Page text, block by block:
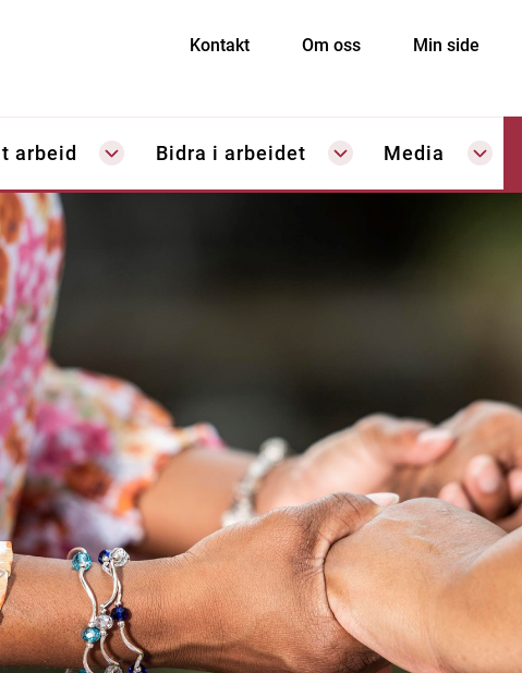
Kontakt Om oss Min side
arbeid Bidra i arbeidet Media